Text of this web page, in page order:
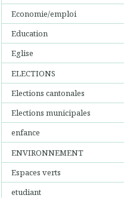
Economie/emploi
Education
Eglise
ELECTIONS
Elections cantonales
Elections municipales
enfance
ENVIRONNEMENT
Espaces verts
etudiant